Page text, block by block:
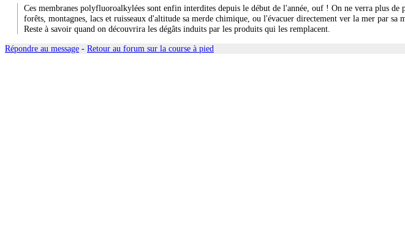
Ces membranes polyfluoroalkylées sont enfin interdites depuis le début de l'année, ouf ! On ne verra plus de
forêts, montagnes, lacs et ruisseaux d'altitude sa merde chimique, ou l'évacuer directement ver la mer par sa
Reste à savoir quand on découvrira les dégâts induits par les produits qui les remplacent.
Répondre au message - Retour au forum sur la course à pied